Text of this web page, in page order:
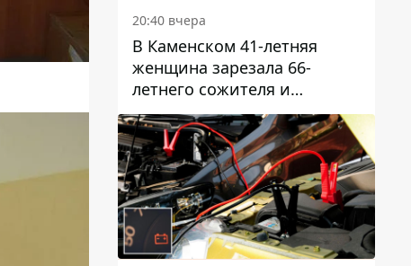
20:40 вчера
В Каменском 41-летняя
женщина зарезала 66-
летнего сожителя и
пыталась обмануть
полицейских